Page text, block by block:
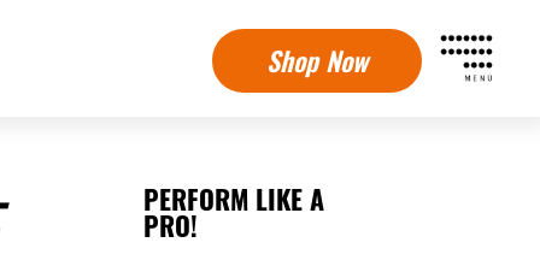
Shop Now
PERFORM LIKE A
PRO!